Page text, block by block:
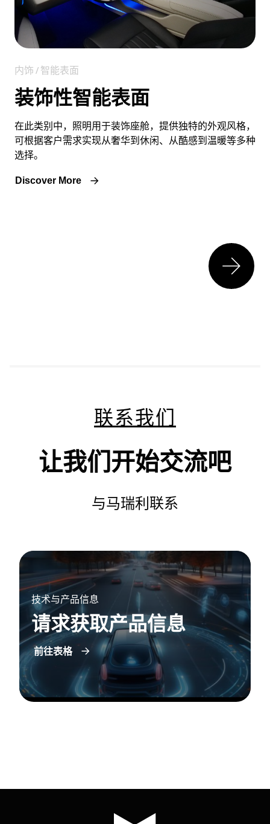
内饰 / 智能表面
装饰性智能表面
在此类别中，照明用于装饰座舱，提供独特的外观风格，
可根据客户需求实现从奢华到休闲、从酷感到温暖等多种
选择。
Discover More
联系我们
让我们开始交流吧
与马瑞利联系
技术与产品信息
请求获取产品信息
前往表格